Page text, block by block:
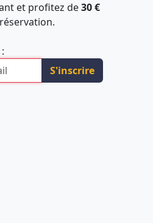
et profitez de30 €
S'inscrire